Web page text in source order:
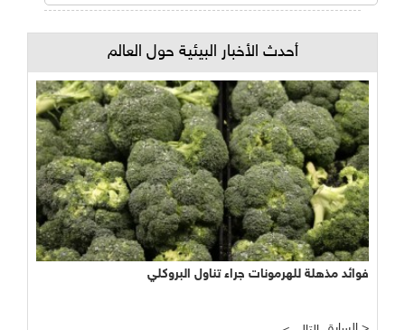
أحدث الأخبار البيئية حول العالم
فوائد مذهلة للهرمونات جراء تناول البروكلي